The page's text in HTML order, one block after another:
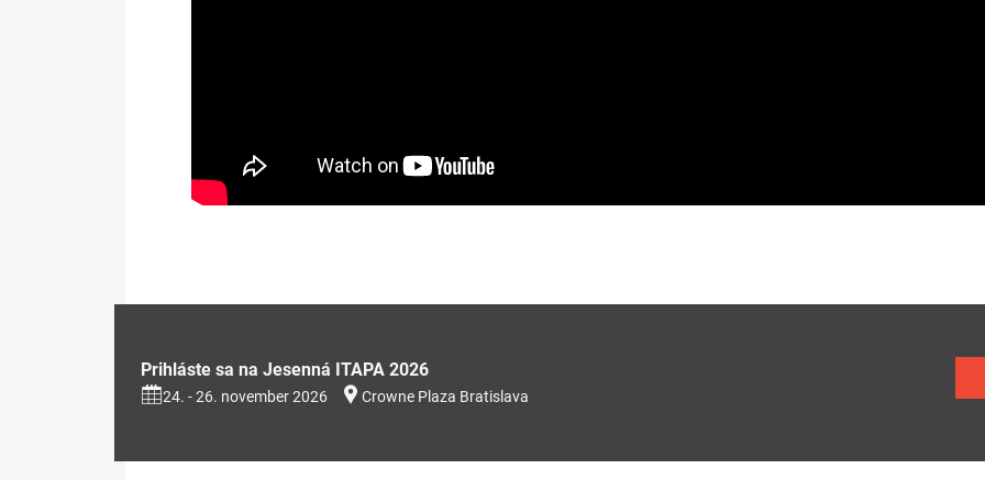
Prezentácia na stiahnutie (353kB)
Prihláste sa na Jesenná ITAPA 2026
24. - 26. november 2026 Crowne Plaza Bratislava